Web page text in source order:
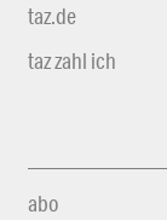
taz.de
taz zahl ich
abo